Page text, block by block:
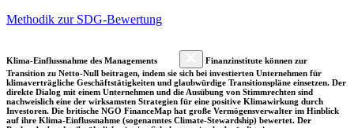
Methodik zur SDG-Bewertung
Klima-Einflussnahme des Managements
Finanzinstitute können zur
Transition zu Netto-Null beitragen, indem sie sich bei investierten Unternehmen für
klimaverträgliche Geschäftstätigkeiten und glaubwürdige Transitionspläne einsetzen. Der
direkte Dialog mit einem Unternehmen und die Ausübung von Stimmrechten sind
nachweislich eine der wirksamsten Strategien für eine positive Klimawirkung durch
Investoren. Die britische NGO FinanceMap hat große Vermögensverwalter im Hinblick
auf ihre Klima-Einflussnahme (sogenanntes Climate-Stewardship) bewertet. Der